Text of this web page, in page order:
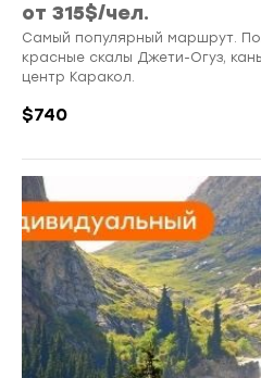
от 315$/чел.
Самый популярный маршрут.
красные скалы Джети-Огуз,
центр Каракол.
$740